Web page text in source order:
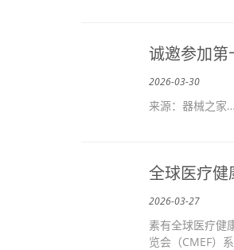
诚邀参加第
2026-03-30
来源：器械之家
全球医疗健
2026-03-27
素有全球医疗健
览会（CMEF）